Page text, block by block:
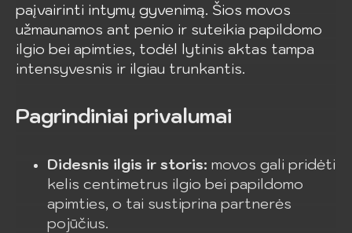
paįvairinti intymų gyvenimą. Šios movos
užmaunamos ant penio ir suteikia papildomo
ilgio bei apimties, todėl lytinis aktas tampa
intensyvesnis ir ilgiau trunkantis.
Pagrindiniai privalumai
Didesnis ilgis ir storis: movos gali pridėti
kelis centimetrus ilgio bei papildomo
apimties, o tai sustiprina partnerės
pojūčius.